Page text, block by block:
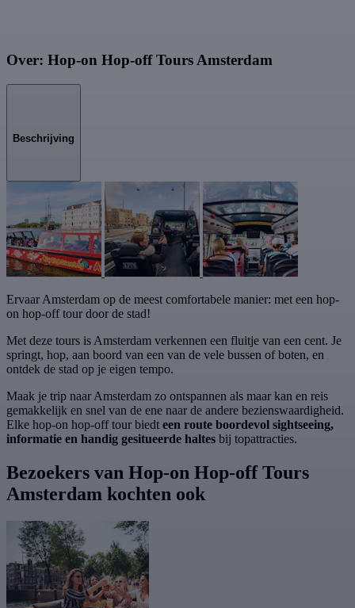
Over: Hop-on Hop-off Tours Amsterdam
Beschrijving
Ervaar Amsterdam op de meest comfortabele manier: met een hop-
on hop-off tour door de stad!
Met deze tours is Amsterdam verkennen een fluitje van een cent. Je
springt, hop, aan boord van een van de vele bussen of boten, en
ontdek de stad op je eigen tempo.
Maak je trip naar Amsterdam zo ontspannen als maar kan en reis
gemakkelijk en snel van de ene naar de andere bezienswaardigheid.
Elke hop-on hop-off tour biedt een route boordevol sightseeing,
informatie en handig gesitueerde haltes bij topattracties.
Bezoekers van Hop-on Hop-off Tours
Amsterdam kochten ook